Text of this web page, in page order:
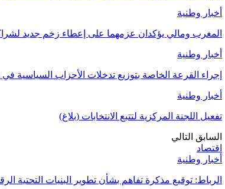
أخبار وطنية
المغرب ومالي يؤكدان عزمهما على إعطاء زخم جديد
أخبار وطنية
إجراء القرعة الخاصة بتوزيع تدخلات الأحزاب
أخبار وطنية
تفعيل اللجنة المركزية لتتبع الانتخابات (بلاغ)
السابق التالي
اقتصاد
أخبار وطنية
الرباط: توقيع مذكرة تفاهم بشأن تطوير البنيات التحتية